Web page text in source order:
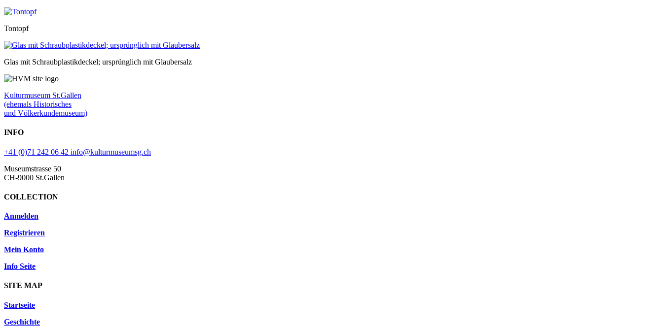
Tontopf
Glas mit Schraubplastikdeckel; ursprünglich mit Glaubersalz
Kulturmuseum St.Gallen
(ehemals Historisches
und Völkerkundemuseum)
INFO
+41 (0)71 242 06 42 info@kulturmuseumsg.ch
Museumstrasse 50
CH-9000 St.Gallen
COLLECTION
Anmelden
Registrieren
Mein Konto
Info Seite
SITE MAP
Startseite
Geschichte